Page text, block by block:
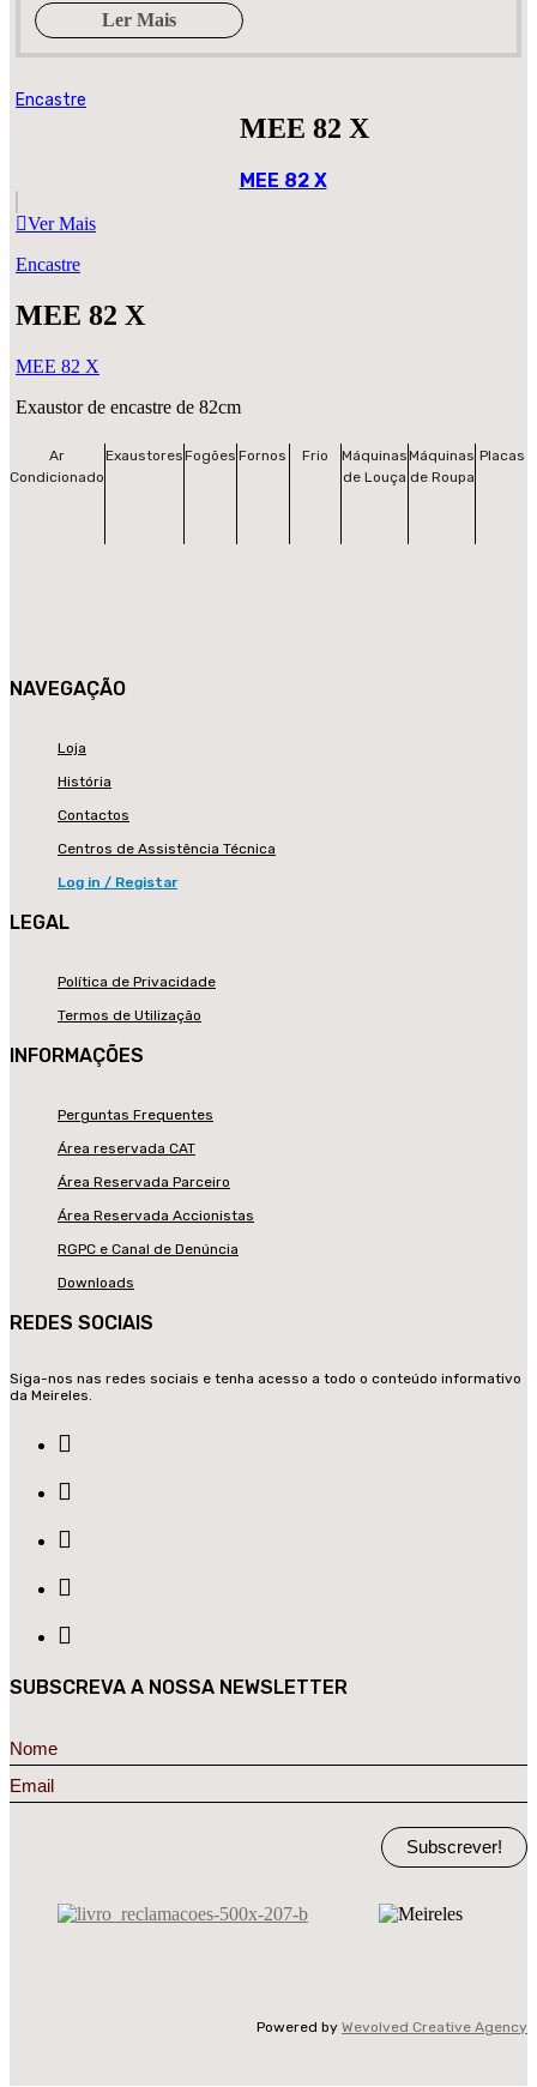
Ler Mais
Encastre
MEE 82 X
MEE 82 X
Ver Mais
Encastre
MEE 82 X
MEE 82 X
Exaustor de encastre de 82cm
Ar
Condicionado
ExaustoresFogões Fornos Frio
Máquinas
de Louça
Máquinas
de Roupa
Placas
NAVEGAÇÃO
Loja
História
Contactos
Centros de Assistência Técnica
Log in / Registar
LEGAL
Política de Privacidade
Termos de Utilização
INFORMAÇÕES
Perguntas Frequentes
Área reservada CAT
Área Reservada Parceiro
Área Reservada Accionistas
RGPC e Canal de Denúncia
Downloads
REDES SOCIAIS
Siga-nos nas redes sociais e tenha acesso a todo o conteúdo informativo
da Meireles.
SUBSCREVA A NOSSA NEWSLETTER
Subscrever!
Powered by Wevolved Creative Agency